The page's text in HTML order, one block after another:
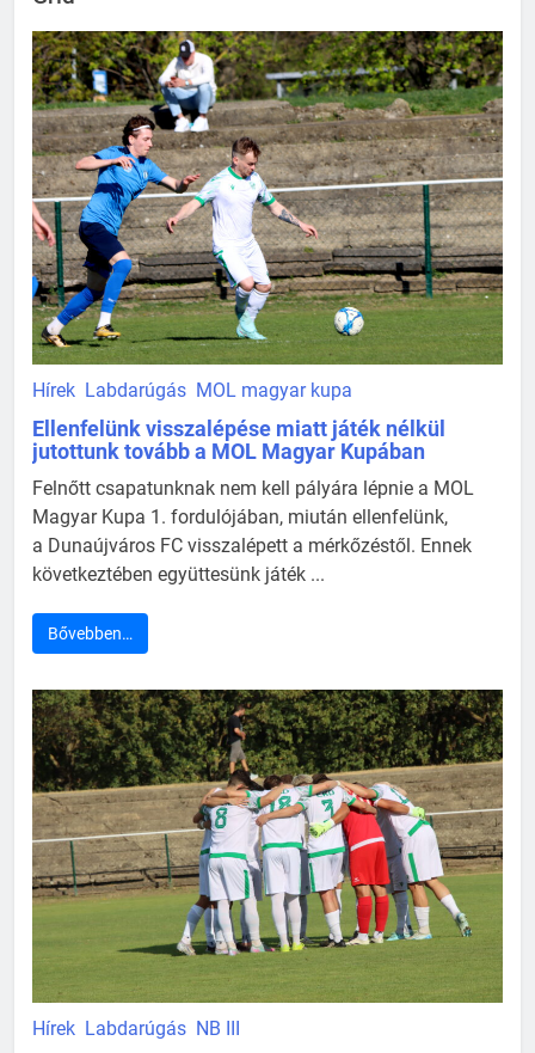
Hírek Labdarúgás MOL magyar kupa
Ellenfelünk visszalépése miatt játék nélkül
jutottunk tovább a MOL Magyar Kupában
Felnőtt csapatunknak nem kell pályára lépnie a MOL
Magyar Kupa 1. fordulójában, miután ellenfelünk,
a Dunaújváros FC visszalépett a mérkőzéstől. Ennek
következtében együttesünk játék ...
Bővebben…
Hírek Labdarúgás NB III